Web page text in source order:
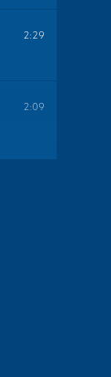
2:29
2:09